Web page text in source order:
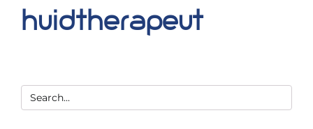
huidtherapeut
Zoeken
naar: